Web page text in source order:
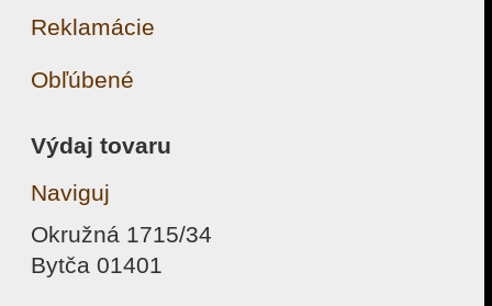
Reklamácie
Obľúbené
Výdaj tovaru
Naviguj
Okružná 1715/34
Bytča 01401